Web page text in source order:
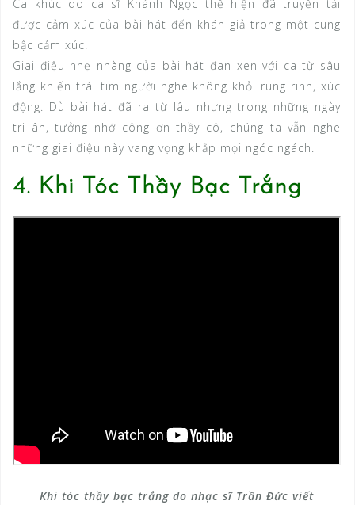
Ca khúc do ca sĩ Khánh Ngọc thể hiện đã truyền tải
được cảm xúc của bài hát đến khán giả trong một cung
bậc cảm xúc.
Giai điệu nhẹ nhàng của bài hát đan xen với ca từ sâu
lắng khiến trái tim người nghe không khỏi rung rinh, xúc
động. Dù bài hát đã ra từ lâu nhưng trong những ngày
tri ân, tưởng nhớ công ơn thầy cô, chúng ta vẫn nghe
những giai điệu này vang vọng khắp mọi ngóc ngách.
4. Khi Tóc Thầy Bạc Trắng
Khi tóc thầy bạc trắng do nhạc sĩ Trần Đức viết